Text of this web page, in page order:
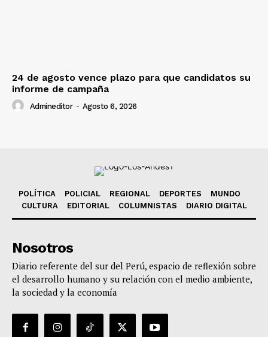
24 de agosto vence plazo para que candidatos su
informe de campaña
Admineditor - Agosto 6, 2026
POLÍTICA POLICIAL REGIONAL DEPORTES
MUNDO
CULTURA
EDITORIAL COLUMNISTAS DIARIO DIGITAL
Nosotros
Diario referente del sur del Perú, espacio de reflexión sobre
el desarrollo humano y su relación con el medio ambiente,
la sociedad y la economía